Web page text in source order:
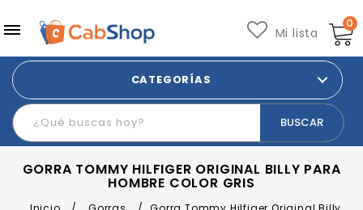
0
Mi lista
CATEGORÍAS
GORRA TOMMY HILFIGER ORIGINAL BILLY PARA
HOMBRE COLOR GRIS